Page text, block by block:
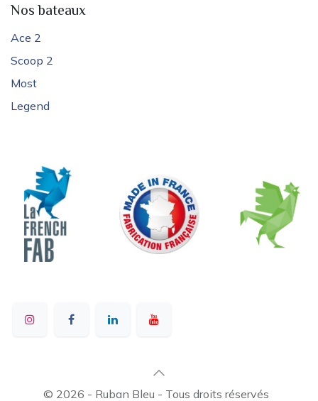
Nos bateaux
Ace 2
Scoop 2
Most
Legend
© 2026 - Ruban Bleu - Tous droits réservés